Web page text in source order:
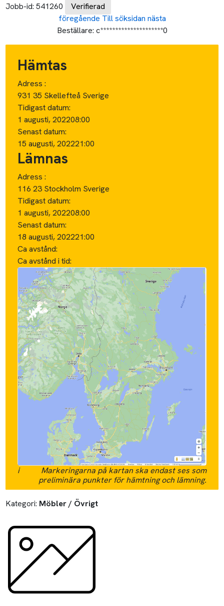
Jobb-id: 541260 Verifierad
föregåendeTill söksidan nästa
Beställare: c*********************0
Hämtas
Adress :
931 35 Skellefteå Sverige
Tidigast datum:
1 augusti, 202208:00
Senast datum:
15 augusti, 202221:00
Lämnas
Adress :
116 23 Stockholm Sverige
Tidigast datum:
1 augusti, 202208:00
Senast datum:
18 augusti, 202221:00
Ca avstånd:
Ca avstånd i tid:
i
Markeringarna på kartan ska endast ses som
preliminära punkter för hämtning och lämning.
Kategori: Möbler / Övrigt